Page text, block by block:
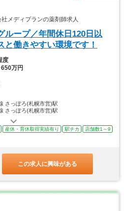
ディプランの薬剤師求人
ループ／年間休日120日以
と働きやすい環境です！
度
650万円
さっぽろ(札幌市営)駅
さっぽろ(札幌市営)駅
産休・育休取得実績有り 駅チカ
店舗数1～9
この求人に興味がある